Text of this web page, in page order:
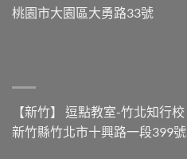
桃園市大園區大勇路33號
【新竹】 逗點教室-竹北知行校
新竹縣竹北市十興路一段399號